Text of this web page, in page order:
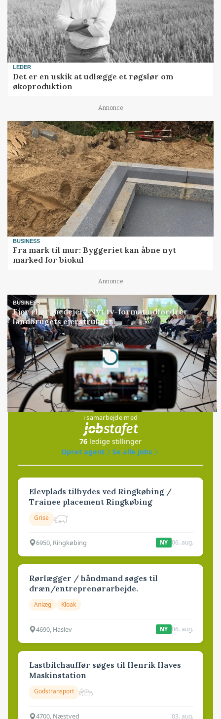
LEDER
Det er en uskik at udlægge et røgslør om
økoproduktion
Annonce
BUSINESS
Fra mark til mur: Byggeriet kan åbne nyt
marked for biokul
Annonce
BUSINESS
Ejer eller medejer? Nyt tv-format udfordrer
landbrugets ejerstruktur
Annonce
Loading...
Jobs
i samarbejde med
76 ledige stillinger
Opret agent
Se alle jobs
Elevplads tilbydes ved Ringkøbing /
Trainee placement Ringkøbing
Grise
6950, Ringkøbing NY 06. aug.
Rørlægger / håndmand søges til
dræn/entreprenørarbejde.
Anlæg Kloak
4690, Haslev NY 06. aug.
Lastbilchauffør søges til Henrik Haves
Maskinstation
Godstransport
4700, Næstved 03. aug.